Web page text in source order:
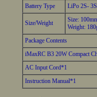
Battery Type
LiPo 2S-
Size/Weight
Size:
Weight:
Package Contents
iMaxRC B3 20W Compact
AC Input Cord*1
Instruction Manual*1